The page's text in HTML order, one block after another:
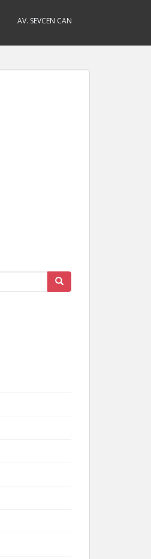
AV. SEVCEN CAN